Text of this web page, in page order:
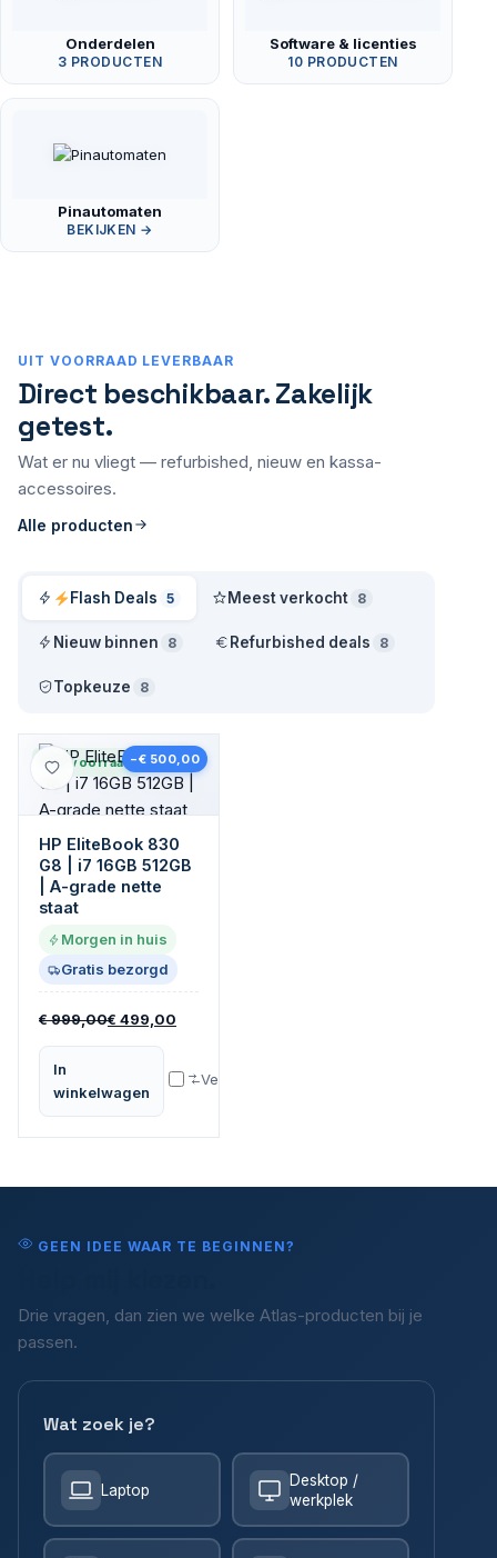
Onderdelen
3 PRODUCTEN
Software & licenties
10 PRODUCTEN
Pinautomaten
BEKIJKEN →
UIT VOORRAAD LEVERBAAR
Direct beschikbaar. Zakelijk
getest.
Wat er nu vliegt — refurbished, nieuw en kassa-
accessoires.
Alle producten
Flash Deals 5 Meest verkocht 8
Nieuw binnen 8 Refurbished deals 8
Topkeuze 8
Op voorraad A-grade
−€ 500,00
HP EliteBook 830
G8 | i7 16GB 512GB
| A-grade nette
staat
Morgen in huis
Gratis bezorgd
€999,00€ 499,00
In
winkelwagen
Vergelijk
GEEN IDEE WAAR TE BEGINNEN?
Drie vragen, dan zien we welke Atlas-producten bij je
passen.
Wat zoek je?
Laptop
Desktop /
werkplek